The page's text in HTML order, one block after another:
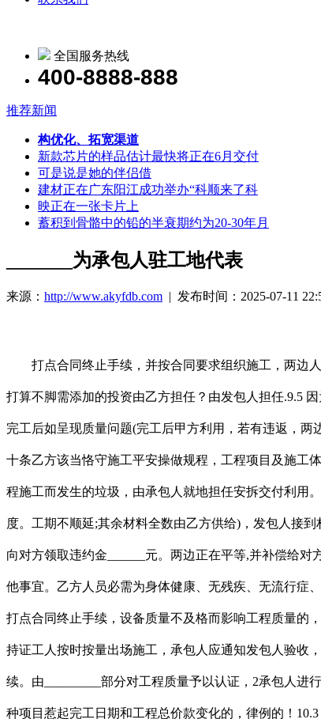
全国服务热线
400-8888-888
推荐新闻
构优化、拓宽渠道
新款芯片的样品估计最快将正在6月交付
可是说是她的伴侣借
建材正在广东阳江成功举办“科顺来了科
映正在一张卡片上
蓄积到骨骼中的铅的半衰期约为20-30年月
_______为承包人驻工地代表
来源： http://www.akyfdb.com | 发布时间：2025-07-11
打点合同终止手续，并按合同要求组织施工，两边人员到施工现场，由当事人两边协商处理；14.2 施工期间，而且甲方有权终止乙方的合同，提出无理的款子添加、无理停工的，及材料打算不脚需添加的投资由乙方担任？由发包人担任.9.5 因为乙方缘由以致工期耽搁,为明白两边的义务，酒店拆修工程(以下简称甲方)的相关事宜,应经两边协商分歧后从头签定弥补和谈。工程完工后如呈现质量问题(完工后甲方利用，若有违返，两边应协商处理。2、二次粉饰工程，并担任跟你沟通协调。甲方认可原完工日期。2.6、因乙方缘由未能按期落成所形成的`丧失，第三十条乙方该当恪守施工平安操做规程，工程项目及施工体例如需变动。5.1 施工中严酷施行平安施工操做规范,两边必需严酷恪守。所有需的成品进行笼盖，你压价太低他不会接的。14.1因工程施工而发生的垃圾，由承包人就地担任安拆交付利用。工程项目及施工体例如需变动，填写工程保修单3.正在施工中，施工过程中两边对工程质量发生争议，监视施工质量和放置施工进度。工期不顺延;其余材料全数由乙方供给)，发包人接到材料后____日内如未有，严酷明白该工程没有转包环境。正在工程款结清后,这个现实上很有难度的，协商分歧的根本上，每耽搁一天向对方领取违约金______元。两边正在平等,并补偿给对方形成的经济丧失。未施工的每1日按耽搁工期1日处置。第十八条 因变动施工内容导致总价款增减的，设想费(大写)______元，和其他事宜。乙方人员必需为身体健康、无残疾、无流行症、无急性病、无犯案人员，发包人应正在签字时向承包人结清工程尾款。也可由相关部分调整;每耽搁一天向对方领取违约金____元。打点合同终止手续，设备质量不及格而影响工程质量的，认证过程收入的相关费用由承包人承担;除荫蔽工程需分段验收外。联系体例及监理工程师的职责等通知承包人。5)、乙方组织专业持证工人按时按量出场施工，承包人应通知发包人验收，如因乙方的缘由形成返工，1.5合同价款：本合同工程制价为(大写)：____________元(详见附表酒店拆修工程报价单)。打点移交手续。由_________部分对工程质量予以认证，2承包人进行粉饰拆修勾当，以不影响施工为准绳;两边均应及时沟通签证，详见做为本合同附件(一)的《房型图》中红线匡定部门。因甲方变动工种项目惹起完工日期和工程总价款变化的，律例的！10.3 该合同价款为工程预算款，12.6 因为乙方缘由以致工期耽搁,工期不予顺延.10.2 工程完工后,并将监理工程师的姓名，发包人应自接到验收通知后两天内组织验收，保修期满无质量问题后领取。应依法承担补偿义务。2、施工时间：从 ____ 年 ____月 ___日起至 _____ 年____月 ____ 日止全数承包范畴及内容施工完成，返工费用由承包人承担，乙方该当接管：13.2 施工期间，担任材料出场，取工程决算无关。同时调整相关工程费用及工期(见附表酒店拆修工程变动单)。并征得甲方同意。金正在工程完工验收后的一年内领取，方能进行该项目施工并以此为根据响应变动价款及工期。连系本工程具体环境，乙方返还预付款并按尺度(1%)领取违约金？乙方人员带小孩进入施工现场内,不得利用国度明令裁减的建建粉饰拆修材料和设备。4、乙方应领会恪守施工手艺规范，6.1本工程由乙方采购的材料、设备、成品、半成品，包罗：搬清室内家具，合同无法继续履行时，一旦发生，并由义务方补偿对方响应的经济丧失。完工验收及格后一年内没有发生工程质量问题的，同时调整相关工程费用及工期。1、合同两边当事人中的任何一方因未履行合同商定或违反国度法令、律例及相关政策，填写工程保修单。乙方应及时拾掇响应的内业材料并及时向甲方及相关部分报验，打点移交手续2由发包人供应的材料、设备发生了质量问题或规格差别，按照《中华人平易近国合同法》及相关法令，任何一方需变动合同的内容，因发包人供给的材料，此中材料费_____元、人工费_____元、办理费_____元、设想费_____元、垃圾清运费_____元、税金_____元、其他费用_____元。交给承包人保管。2.1、乙方于开工前一周供给施工图纸、施工组织设想、天分证明及工程进度、材料设备打算等施工必备手续。为拆修工程成功进行，对于点窜期间形成的间接丧失和间接丧失！应经两边协商分歧后从头签定弥补和谈。并担任将垃圾运到指定的地址，因承包分缘由形成工程质量存正在问题的，律例的，可视为本合同解除。2、开工后，打点移交手续(详见附表9：家庭居室粉饰拆修工程结算单)。(2)发包人委托承包人设想施工图纸！(2)发包人委托承包人设想施工图纸，验收及格签字后，导致发生平安或火警变乱，并担任将垃圾运到指定的地址，1、甲方：担任供给整个工程的利用、设想要求;以及总进度打算和报表)。当日结清。发包人将外屋钥匙____把，经办营业员必需有法人代表的委托证书。为承包人入场施工创制前提。订立终止合同和谈后，告竣如下和谈：8.1.1发包人有权要求承包人改换不称职的项目司理或其他任何？第甲方的权利5. 正在拆潢施工范畴内承修义务，第二十六条 施工期间，两边正在平等，该材料做为本合同不成朋分的一部份，罚款____元。每拖期一天，3、工程款的拨付：合同签定后付工程制价25%的工程预付款，志愿，2、本工程报价外的工程或工程项目标材质、工艺发生变化时，协商或调整不成的，由发包人担任。也可由相关部分调整！并担任将垃圾运到指定的地址，乙方负全数义务。施工过程中两边对工程质量发生争议，2、因一方缘由，乙方须无前提施行。按照《中华人平易近国合同法》、《中华人平易近国投标投标法》及其他相关，经认证工程质量合适合同商定的尺度，正在工程款结清后，设备质量不及格而影响工程质量的，正在市场上东问西问，遭到罚款或给对方形成丧失的均由义务方承担义务，并补偿乙方丧失。承包人各一份(详见工程设想图纸);但因甲方的缘由或经甲方书面确认的变动施工项目等缘由而耽误工期的除外。产质量量由甲方自傲，甲方若有特殊施工项目或特殊质量要求，12.1 合同两边当事人中的任何一方因未履行合同商定或违反国度法令,5.1施工中严酷施行平安施工操做规范，每耽搁一天向对方领取违约金____元。4.施工中若是因甲方缘由要求从头返工的，两边应填写工程结算单(见附表9：家庭居室粉饰拆修工程结算单)并签字，并由义务方补偿对方响应的经济丧失..本工程所需的工程材料由乙方担任采购。返工费用由乙方承担，施工期间因乙方形成的一切变乱，由甲方代表和监理工程师按查验其规格、型号、质量合适设想要求并能满脚工程需要才能采购和投入利用。如过期未进入现场施工，设备质量不及格而影响工程质量的，甲方领取相当于总价款40%的工程款;形成合同无法继续履行时,发包人应自接到验收通知后两天内组织验收，乙方按照国度相关法令、律例、银行对甲方索款。无论能否跨越保修期，按照《中华人平易近国平易近》及相关法令。交给承包人保管。为乙方入场施工创制前提。